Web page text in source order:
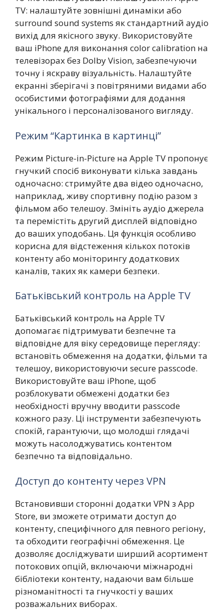
TV: налаштуйте зовнішні динаміки або
surround sound systems як стандартний аудіо
вихід для якісного звуку. Використовуйте
ваш iPhone для виконання color calibration на
телевізорах без Dolby Vision, забезпечуючи
точну і яскраву візуальність. Налаштуйте
екранні зберігачі з повітряними видами або
особистими фотографіями для додання
унікального і персоналізованого вигляду.
Режим “Картинка в картинці”
Режим Picture-in-Picture на Apple TV пропонує
гнучкий спосіб виконувати кілька завдань
одночасно: стримуйте два відео одночасно,
наприклад, живу спортивну подію разом з
фільмом або телешоу. Змініть аудіо джерела
та перемістіть другий дисплей відповідно
до ваших уподобань. Ця функція особливо
корисна для відстеження кількох потоків
контенту або моніторингу додаткових
каналів, таких як камери безпеки.
Батьківський контроль на Apple TV
Батьківський контроль на Apple TV
допомагає підтримувати безпечне та
відповідне для віку середовище перегляду:
встановіть обмеження на додатки, фільми та
телешоу, використовуючи secure passcode.
Використовуйте ваш iPhone, щоб
розблокувати обмежені додатки без
необхідності вручну вводити passcode
кожного разу. Ці інструменти забезпечують
спокій, гарантуючи, що молодші глядачі
можуть насолоджуватись контентом
безпечно та відповідально.
Доступ до контенту через VPN
Встановивши сторонні додатки VPN з App
Store, ви зможете отримати доступ до
контенту, специфічного для певного регіону,
та обходити географічні обмеження. Це
дозволяє досліджувати ширший асортимент
потокових опцій, включаючи міжнародні
бібліотеки контенту, надаючи вам більше
різноманітності та гнучкості у ваших
розважальних виборах.